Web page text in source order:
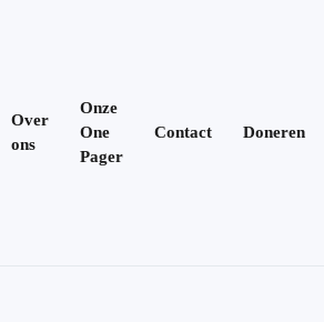
Over
ons
Onze
One
Pager
Contact Doneren